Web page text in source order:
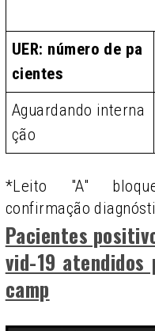
UER: número de pa
cientes
Aguardando interna
ção
*Leito "A"
confirmação
Pacientes
vid-19 atendidos
camp